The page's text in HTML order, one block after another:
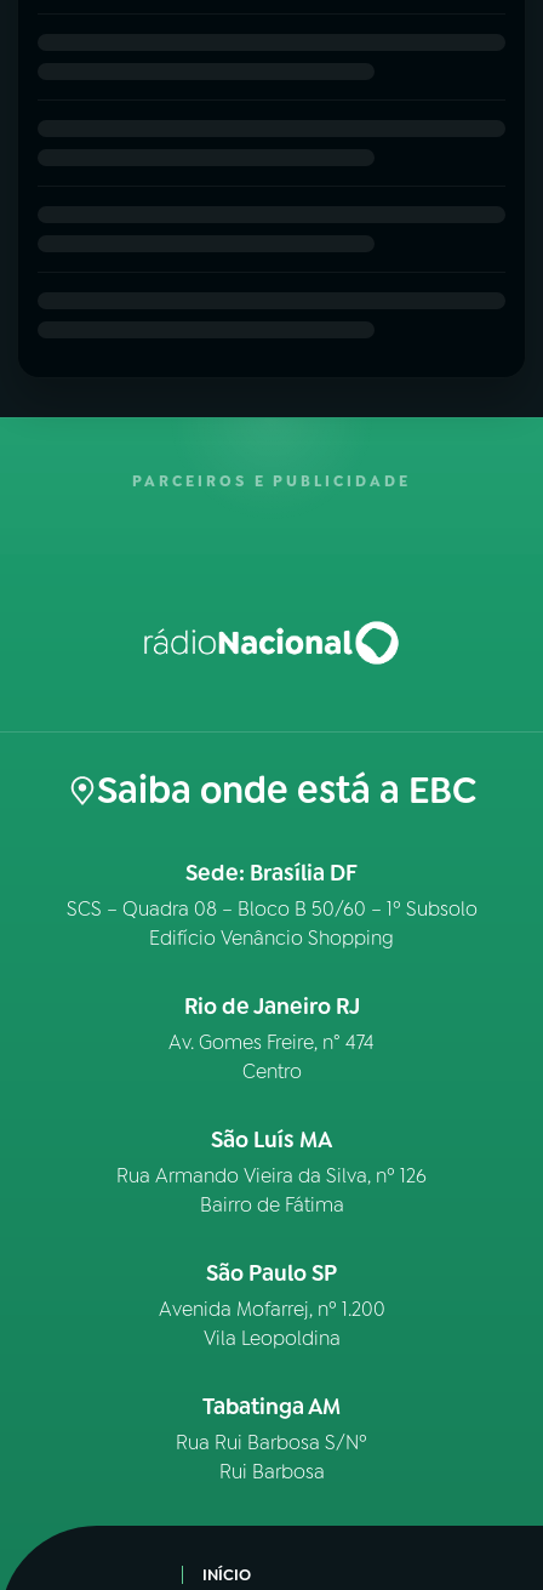
PARCEIROS E PUBLICIDADE
Saiba onde está a EBC
Sede: Brasília DF
SCS – Quadra 08 – Bloco B 50/60 – 1º Subsolo
Edifício Venâncio Shopping
Rio de Janeiro RJ
Av. Gomes Freire, n° 474
Centro
São Luís MA
Rua Armando Vieira da Silva, nº 126
Bairro de Fátima
São Paulo SP
Avenida Mofarrej, nº 1.200
Vila Leopoldina
Tabatinga AM
Rua Rui Barbosa S/Nº
Rui Barbosa
INÍCIO